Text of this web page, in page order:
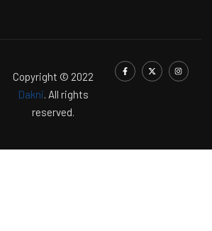
Copyright © 2022
Dakni. All rights
reserved.